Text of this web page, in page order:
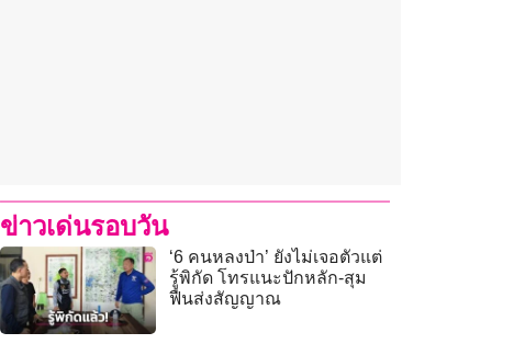
ข่าวเด่นรอบวัน
‘6 คนหลงป่า’ ยังไม่เจอตัวแต่
รู้พิกัด โทรแนะปักหลัก-สุม
ฟืนส่งสัญญาณ